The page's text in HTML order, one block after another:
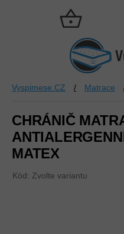
NÁKUPNÍ
KOŠÍK
Vyspimese.CZ / Matrace
CHRÁNIČ
MATEX
Kód: Zvolte variantu